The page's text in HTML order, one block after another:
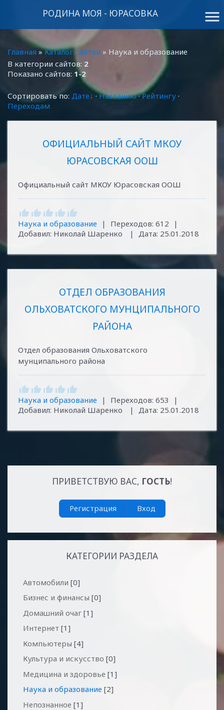
menu
РОДИНА МОЯ - ЮРАСОВКА
Главная »Каталог сайтов » Наука и образование
В категории сайтов: 2
Показано сайтов: 1-2
Сортировать по: Дате ·Названию·Рейтингу ·
Переходам
ОФИЦИАЛЬНЫЙ САЙТ МКОУ
ЮРАСОВСКАЯ ООШ
Официальный сайт МКОУ Юрасовская ООШ
Наука и образование | Переходов: 612
|
Добавил: Николай Шаренко | Дата: 25.01.2018
ОТДЕЛ ОБРАЗОВАНИЯ
ОЛЬХОВАТСКОГО МУНЦИПАЛЬНОГО
РАЙОНА
Отдел образования Ольховатского
мунципального района
Наука и образование | Переходов: 653
|
Добавил: Николай Шаренко | Дата: 25.01.2018
ПРИВЕТСТВУЮ ВАС, ГОСТЬ!
Регистрация Вход
КАТЕГОРИИ РАЗДЕЛА
Автомобили [0]
Бизнес и финансы [0]
Домашний очаг [1]
Интернет [1]
Компьютеры [4]
Культура и искусство [0]
Медицина и здоровье [1]
Наука и образование [2]
Непознанное [1]